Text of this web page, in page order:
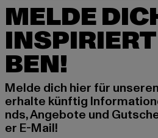
MELDE
BEN!
Melde dich hier für
erhalte künftig
nds, Angebote und
er E-Mail!